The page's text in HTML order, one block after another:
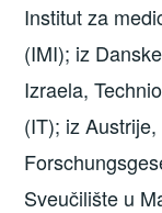
Institut za
(IMI); iz
Izraela,
(IT); iz
Sveučilište u